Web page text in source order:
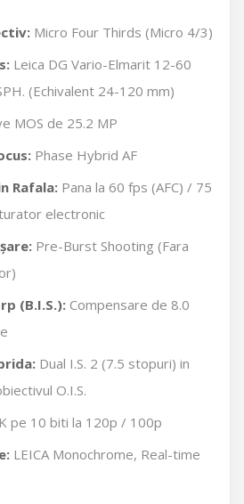
Micro Four Thirds (Micro 4/3)
Leica DG Vario-Elmarit 12-60
(Echivalent 24-120 mm)
MOS de 25.2 MP
Phase Hybrid AF
Rafala: Pana la 60 fps (AFC) / 75
electronic
Pre-Burst Shooting (Fara
(B.I.S.): Compensare de 8.0
Dual I.S. 2 (7.5 stopuri) in
O.I.S.
pe 10 biti la 120p / 100p
LEICA Monochrome, Real-time